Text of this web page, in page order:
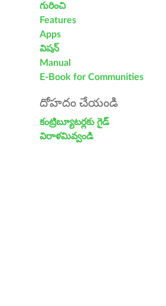
గురించి
Features
Apps
విషన్
Manual
E-Book for Communities
దోహదం చేయండి
కంట్రిబ్యూటర్లకు గైడ్
విరాళమివ్వండి